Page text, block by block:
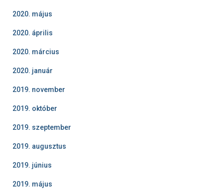
2020. május
2020. április
2020. március
2020. január
2019. november
2019. október
2019. szeptember
2019. augusztus
2019. június
2019. május